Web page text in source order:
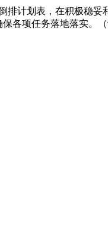
排计划表，在积极稳
各项任务落地落实。（